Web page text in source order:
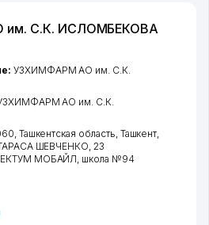
им. С.К. ИСЛОМБЕКОВА
УЗХИМФАРМ АО им. С.К.
АО им. С.К.
Ташкентская область, Ташкент,
ШЕВЧЕНКО, 23
МОБАЙЛ, школа №94